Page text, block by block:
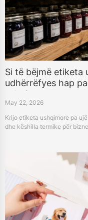
Si të bëjmë etiketa
udhërrëfyes hap
ushqimore
May 22, 2026
Krijo etiketa ushqimore pa
dhe këshilla termike për